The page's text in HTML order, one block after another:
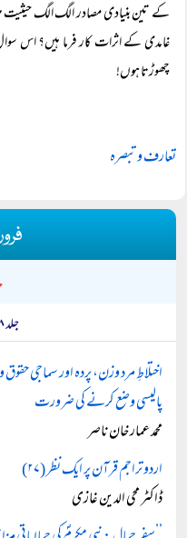
کے تین بنیادی مصادر الگ الگ حیثیت
غامدی کے اثرات کار فرما ہیں؟ اس
چھوڑتا ہوں!
تعارف و تبصرہ
جلد ۲۸ ۔ شمارہ ۲
اختلاطِ مرد وزن، پردہ اور سماجی
پالیسی وضع کرنے کی ضرورت
محمد عمار خان ناصر
اردو تراجم قرآن پر ایک نظر (۲۷)
ڈاکٹر محی الدین غازی